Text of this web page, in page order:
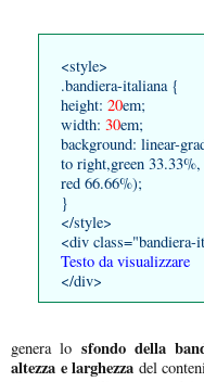
<style>
.bandiera-italiana {
height: 20em;
width: 30em;
background: linear-
to right,green
red 66.66%);
}
</style>
<div class="bandiera-
Testo da visualizzare
</div>
genera lo sfondo della
altezza e larghezza del